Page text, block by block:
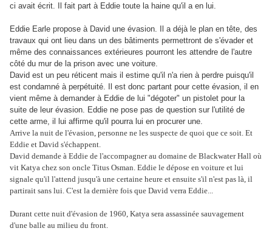
ci avait écrit. Il fait part à Eddie toute la haine qu'il a en lui.
Eddie Earle propose à David une évasion. Il a déjà le plan en tête, des
travaux qui ont lieu dans un des bâtiments permettront de s'évader et
même des connaissances extérieures pourront les attendre de l'autre
côté du mur de la prison avec une voiture.
David est un peu réticent mais il estime qu'il n'a rien à perdre puisqu'il
est condamné à perpétuité. Il est donc partant pour cette évasion, il en
vient même à demander à Eddie de lui "dégoter" un pistolet pour la
suite de leur évasion. Eddie ne pose pas de question sur l'utilité de
cette arme, il lui affirme qu'il pourra lui en procurer une.
Arrive la nuit de l'évasion, personne ne les suspecte de quoi que ce soit. Et
Eddie et David s'échappent.
David demande à Eddie de l'accompagner au domaine de Blackwater Hall où
vit Katya chez son oncle Titus Osman. Eddie le dépose en voiture et lui
signale qu'il l'attend jusqu'à une certaine heure et ensuite s'il n'est pas là, il
partirait sans lui. C'est la dernière fois que David verra Eddie...
Durant cette nuit d'évasion de 1960, Katya sera assassinée sauvagement
d'une balle au milieu du front.